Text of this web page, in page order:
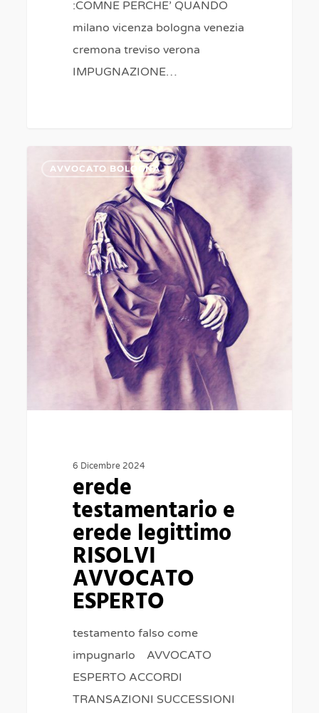
:COMNE PERCHE’ QUANDO
milano vicenza bologna venezia
cremona treviso verona
IMPUGNAZIONE…
testamentario
AVVOCATO
AVVOCATO BOLOGNA
6 Dicembre 2024
erede
testamentario e
erede legittimo
RISOLVI
AVVOCATO
ESPERTO
testamento falso come
impugnarlo AVVOCATO
ESPERTO ACCORDI
TRANSAZIONI SUCCESSIONI
0